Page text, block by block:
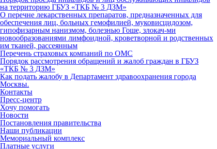
на территорию ГБУЗ «ТКБ № 3 ДЗМ»
О перечне лекарственных препаратов, предназначенных для
обеспечения лиц, больных гемофилией, муковисцидозом,
гипофизарным нанизмом, болезнью Гоше, злокач-ми
новообразованиями лимфоидной, кроветворной и родственных
им тканей, рассеянным
Перечень страховых компаний по ОМС
Порядок рассмотрения обращений и жалоб граждан в ГБУЗ
«ТКБ № 3 ДЗМ»
Как подать жалобу в Департамент здравоохранения города
Москвы.
Контакты
Пресс-центр
Хочу помогать
Новости
Постановления правительства
Наши публикации
Мемориальный комплекс
Платные услуги